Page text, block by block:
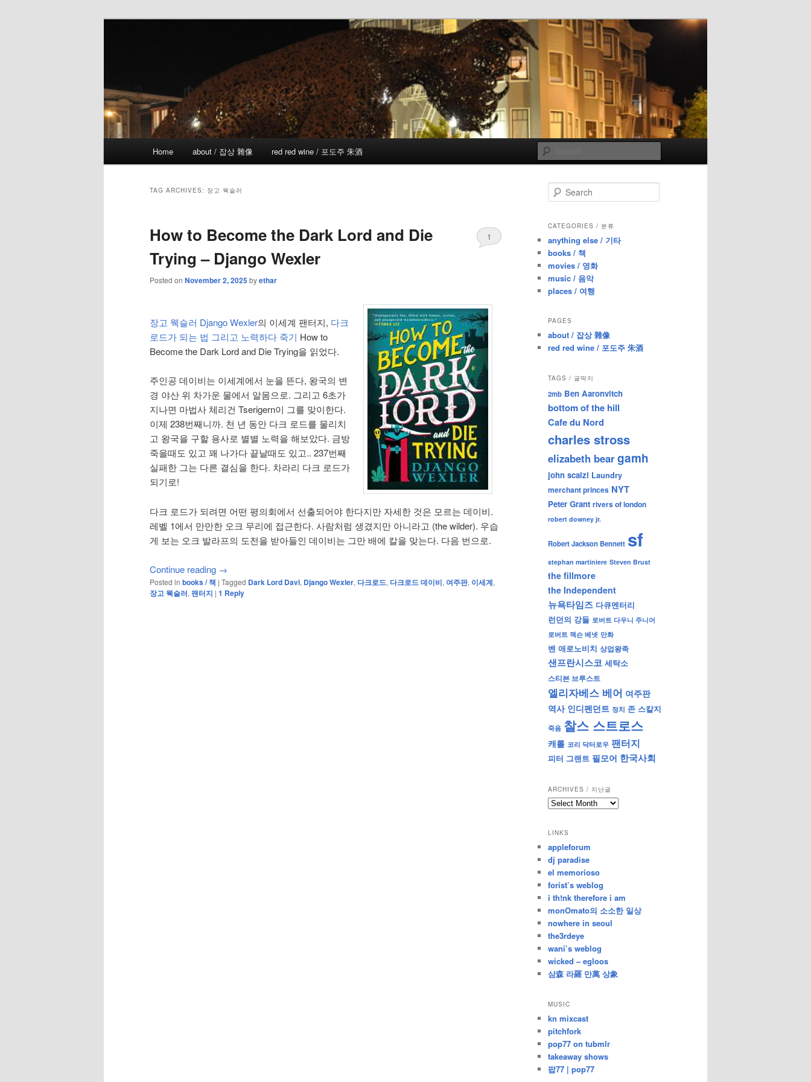
Home about / 잡상 雜像 red red wine / 포도주 朱酒
TAG ARCHIVES: 장고 웩슬러
How to Become the Dark Lord and Die
Trying – Django Wexler
Posted on November 2, 2025 byethar
1
장고 웩슬러 Django Wexler의 이세계 팬터지, 다크
로드가 되는 법 그리고 노력하다 죽기 How to
Become the Dark Lord and Die Trying을 읽었다.
주인공 데이비는 이세계에서 눈을 뜬다, 왕국의 변
경 야산 위 차가운 물에서 알몸으로. 그리고 6초가
지나면 마법사 체리건 Tserigern이 그를 맞이한다.
이제 238번째니까. 천 년 동안 다크 로드를 물리치
고 왕국을 구할 용사로 별별 노력을 해보았다. 금방
죽을때도 있고 꽤 나가다 끝날때도 있고.. 237번째
실패한 그는 다른 결심을 한다. 차라리 다크 로드가
되기로!
다크 로드가 되려면 어떤 평의회에서 선출되어야 한다지만 자세한 것은 모르는 데이비.
레벨 1에서 만만한 오크 무리에 접근한다. 사람처럼 생겼지만 아니라고 (the wilder). 우습
게 보는 오크 발라프의 도전을 받아들인 데이비는 그만 배에 칼을 맞는다. 다음 번으로.
Continue reading →
Posted in books / 책 | Tagged Dark Lord Davi, Django Wexler, 다크로드, 다크로드 데이비, 여주판, 이세계,
장고 웩슬러, 팬터지 | 1 Reply
e
r
h
CATEGORIES / 분류
anything else / 기타
books / 책
movies / 영화
music / 음악
places / 여행
PAGES
about / 잡상 雜像
red red wine / 포도주 朱酒
TAGS / 글딱지
2mb Ben Aaronvitch
bottom of the hill
Cafe du Nord
charles stross
elizabeth beargamh
john scalzi Laundry
merchant princes NYT
Peter Grant rivers of london
robert downey jr.
Robert Jackson Bennett sf
stephan martiniere Steven Brust
the fillmore
the Independent
뉴욕타임즈 다큐멘터리
런던의 강들 로버트 다우니 주니어
로버트 잭슨 베넷 만화
벤 애로노비치 상업왕족
샌프란시스코 세탁소
스티븐 브루스트
엘리자베스 베어 여주판
역사 인디펜던트 정치 존 스칼지
죽음 찰스 스트로스
캐롤 코리 닥터로우 팬터지
피터 그랜트 필모어 한국사회
ARCHIVES / 지난글
archives
난
글
LINKS
appleforum
dj paradise
el memorioso
forist’s weblog
i th!nk therefore i am
monOmato의 소소한 일상
nowhere in seoul
the3rdeye
wani’s weblog
wicked – egloos
삼森 라羅 만萬 상象
MUSIC
kn mixcast
pitchfork
pop77 on tubmlr
takeaway shows
팝77 | pop77